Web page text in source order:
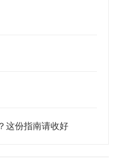
这份指南请收好